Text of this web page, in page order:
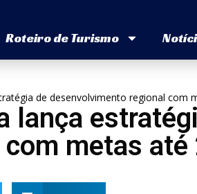
Roteiro de Turismo
de desenvolvimento regional com
lança
metas até